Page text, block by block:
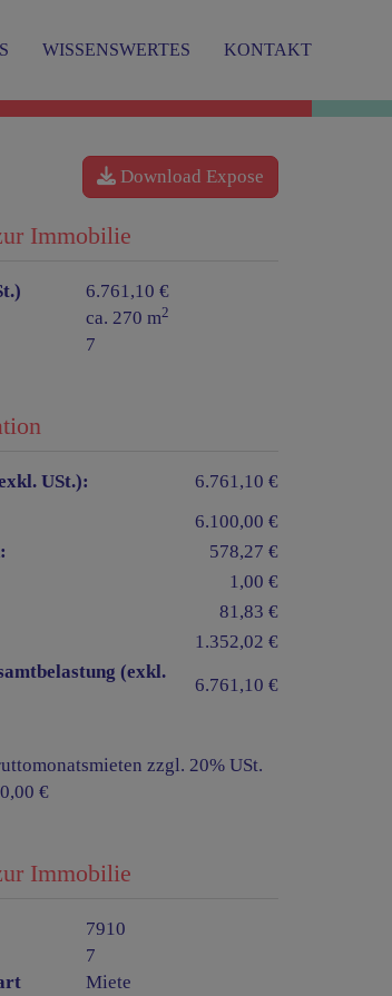
WISSENSWERTES KONTAKT
Download Expose
Immobilie
6.761,10 €
ca. 270 m2
7
USt.):
6.761,10 €
6.100,00 €
578,27 €
1,00 €
81,83 €
1.352,02 €
(exkl.
6.761,10 €
zzgl. 20% USt.
€
Immobilie
7910
7
Miete